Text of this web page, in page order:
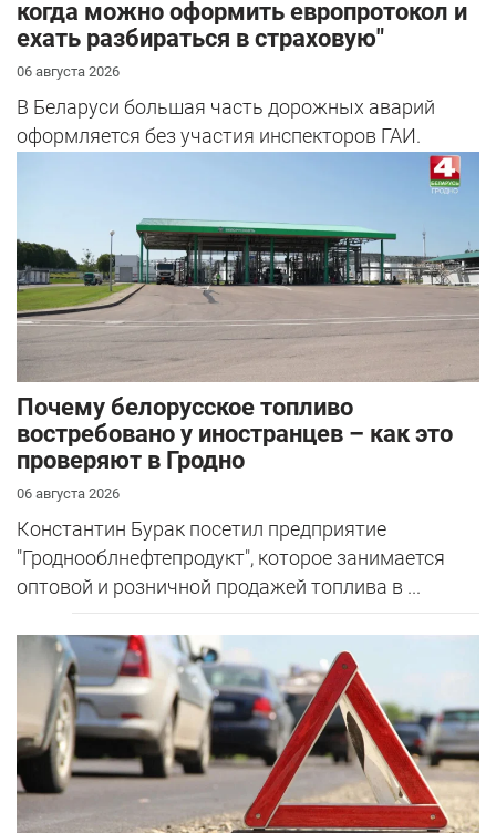
когда можно оформить европротокол и
ехать разбираться в страховую"
06 августа 2026
В Беларуси большая часть дорожных аварий
оформляется без участия инспекторов ГАИ.
Почему белорусское топливо
востребовано у иностранцев – как это
проверяют в Гродно
06 августа 2026
Константин Бурак посетил предприятие
"Гроднооблнефтепродукт", которое занимается
оптовой и розничной продажей топлива в ...